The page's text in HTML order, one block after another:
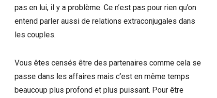
pas en lui, il y a problème. Ce n’est pas pour rien qu’on
entend parler aussi de relations extraconjugales dans
les couples.
Vous êtes censés être des partenaires comme cela se
passe dans les affaires mais c’est en même temps
beaucoup plus profond et plus puissant. Pour être